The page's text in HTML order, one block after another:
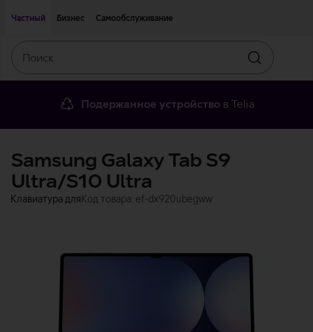
Частный
Бизнес Самообслуживание
Искать
Подержанное устройство в Telia
Samsung Galaxy Tab S9
Ultra/S10 Ultra
Клавиатура для Код товара: ef-dx920ubegww